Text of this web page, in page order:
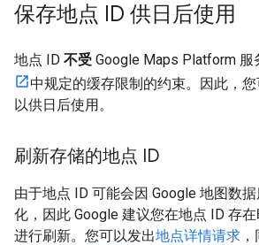
保存地点 ID 供日后使用
地点 ID 不受 Google Maps Platform 服
中规定的缓存限制的约束。因此，
以供日后使用。
刷新存储的地点 ID
由于地点 ID 可能会因 Google 地图数
化，因此 Google 建议您在地点 ID 存
进行刷新。您可以发出地点详情请求